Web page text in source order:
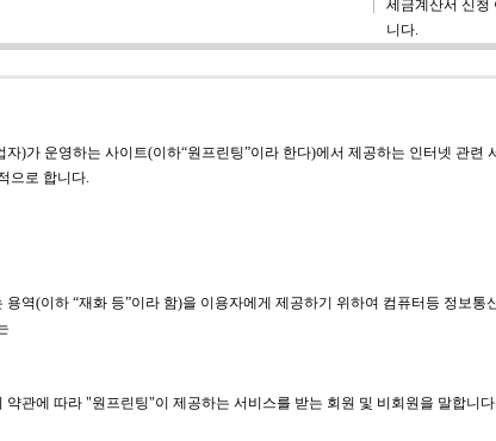
세금계산서 신청
니다.
)가 운영하는 사이트(이하“원프린팅”이라 한다)에서 제공하는 인터넷 관련
으로 합니다.
역(이하 “재화 등”이라 함)을 이용자에게 제공하기 위하여 컴퓨터등 정보
관에 따라 "원프린팅"이 제공하는 서비스를 받는 회원 및 비회원을 말합니다.